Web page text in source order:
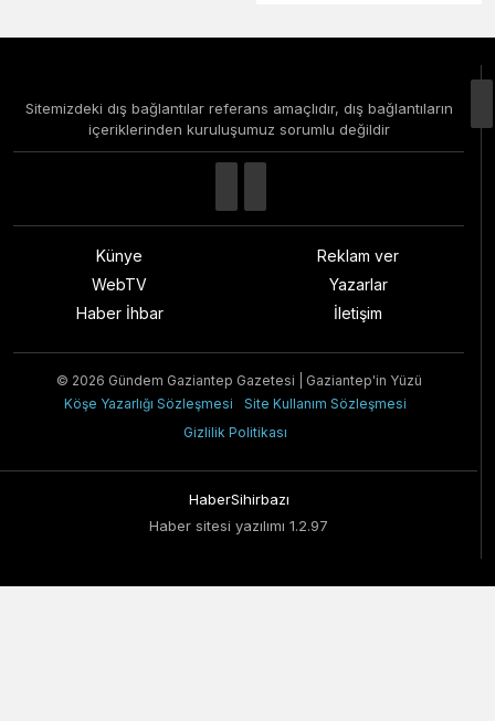
Sitemizdeki dış bağlantılar referans amaçlıdır, dış bağlantıların
içeriklerinden kuruluşumuz sorumlu değildir
Künye
WebTV
Haber İhbar
Reklam ver
Yazarlar
İletişim
© 2026 Gündem Gaziantep Gazetesi | Gaziantep'in Yüzü
Köşe Yazarlığı Sözleşmesi
Site Kullanım Sözleşmesi
Gizlilik Politikası
HaberSihirbazı
Haber sitesi yazılımı 1.2.97